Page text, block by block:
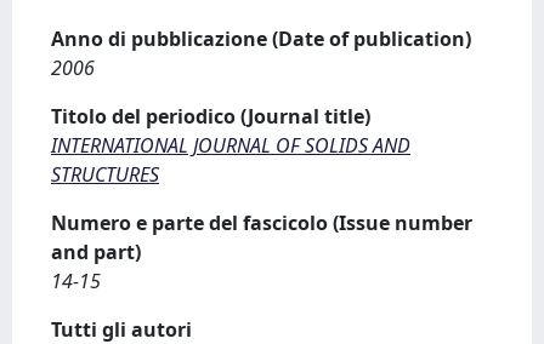
Anno di pubblicazione (Date of publication)
2006
Titolo del periodico (Journal title)
INTERNATIONAL JOURNAL OF SOLIDS AND
STRUCTURES
Numero e parte del fascicolo (Issue number
and part)
14-15
Tutti gli autori